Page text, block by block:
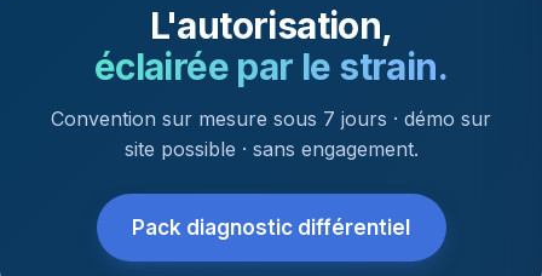
L'autorisation,
éclairée par le strain.
Convention sur mesure sous 7 jours · démo sur
site possible · sans engagement.
Pack diagnostic différentiel